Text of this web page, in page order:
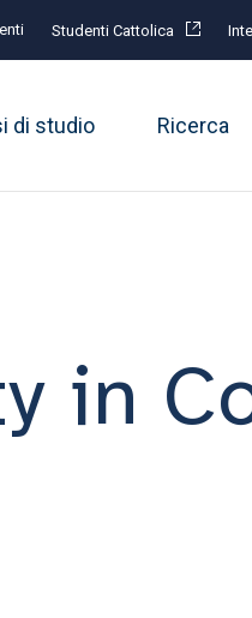
Studenti Cattolica
di studio Ricerca
in